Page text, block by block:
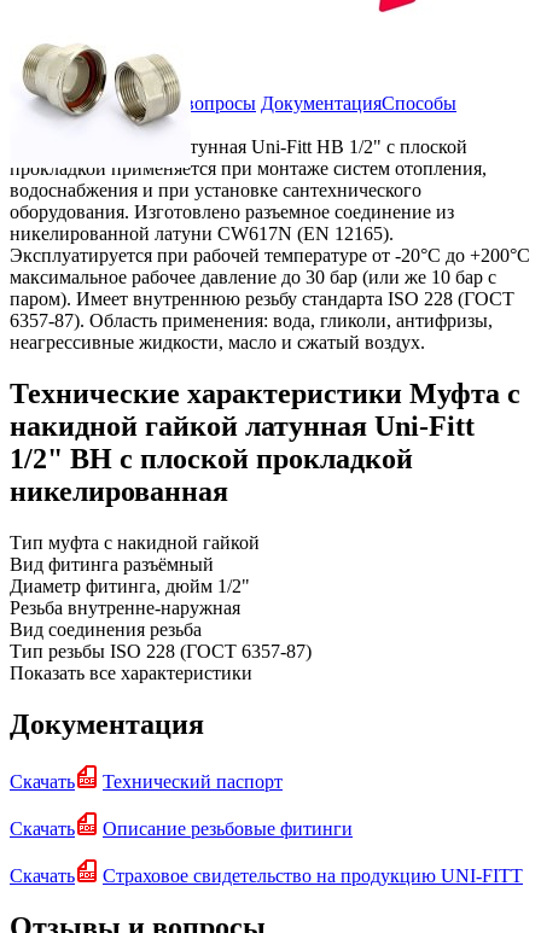
Все товары Uni-Fitt
Описание Отзывы и вопросы ДокументацияСпособы
получения товара
Муфта американка латунная Uni-Fitt НВ 1/2" с плоской
прокладкой применяется при монтаже систем отопления,
водоснабжения и при установке сантехнического
оборудования. Изготовлено разъемное соединение из
никелированной латуни CW617N (EN 12165).
Эксплуатируется при рабочей температуре от -20°C до +200°C
максимальное рабочее давление до 30 бар (или же 10 бар с
паром). Имеет внутреннюю резьбу стандарта ISO 228 (ГОСТ
6357-87). Область применения: вода, гликоли, антифризы,
неагрессивные жидкости, масло и сжатый воздух.
Технические характеристики Муфта с
накидной гайкой латунная Uni-Fitt
1/2" ВН с плоской прокладкой
никелированная
Тип муфта с накидной гайкой
Вид фитинга разъёмный
Диаметр фитинга, дюйм 1/2"
Резьба внутренне-наружная
Вид соединения резьба
Тип резьбы ISO 228 (ГОСТ 6357-87)
Показать все характеристики
Документация
Скачать Технический паспорт
Скачать Описание резьбовые фитинги
Скачать Страховое свидетельство на продукцию UNI-FITT
Отзывы и вопросы